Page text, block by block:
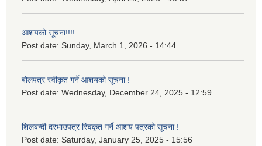
आशयको सूचना!!!!
Post date: Sunday, March 1, 2026 - 14:44
बोलपत्र स्वीकृत गर्ने आशयको सूचना !
Post date: Wednesday, December 24, 2025 - 12:59
शिलबन्दी दरभाउपत्र स्विकृत गर्ने आशय पत्रको सूचना !
Post date: Saturday, January 25, 2025 - 15:56